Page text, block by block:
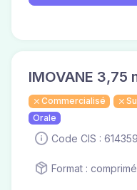
IMOVANE
Commercialisé
Orale
Code CIS :
Format :